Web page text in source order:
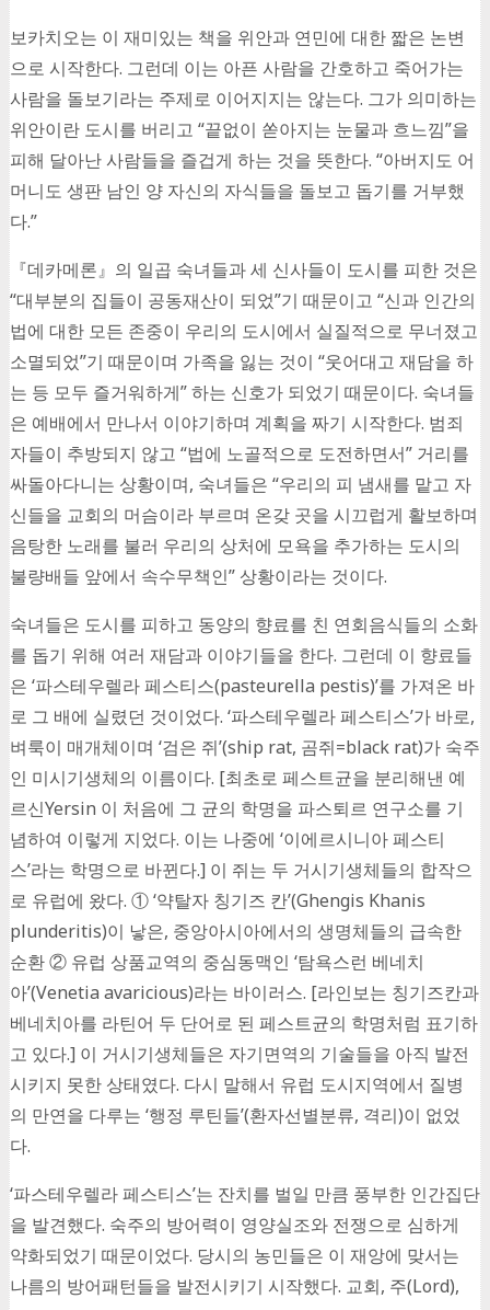
보카치오는 이 재미있는 책을 위안과 연민에 대한 짧은 논변
으로 시작한다. 그런데 이는 아픈 사람을 간호하고 죽어가는
사람을 돌보기라는 주제로 이어지지는 않는다. 그가 의미하는
위안이란 도시를 버리고 “끝없이 쏟아지는 눈물과 흐느낌”을
피해 달아난 사람들을 즐겁게 하는 것을 뜻한다. “아버지도 어
머니도 생판 남인 양 자신의 자식들을 돌보고 돕기를 거부했
다.”
『데카메론』의 일곱 숙녀들과 세 신사들이 도시를 피한 것은
“대부분의 집들이 공동재산이 되었”기 때문이고 “신과 인간의
법에 대한 모든 존중이 우리의 도시에서 실질적으로 무너졌고
소멸되었”기 때문이며 가족을 잃는 것이 “웃어대고 재담을 하
는 등 모두 즐거워하게” 하는 신호가 되었기 때문이다. 숙녀들
은 예배에서 만나서 이야기하며 계획을 짜기 시작한다. 범죄
자들이 추방되지 않고 “법에 노골적으로 도전하면서” 거리를
싸돌아다니는 상황이며, 숙녀들은 “우리의 피 냄새를 맡고 자
신들을 교회의 머슴이라 부르며 온갖 곳을 시끄럽게 활보하며
음탕한 노래를 불러 우리의 상처에 모욕을 추가하는 도시의
불량배들 앞에서 속수무책인” 상황이라는 것이다.
숙녀들은 도시를 피하고 동양의 향료를 친 연회음식들의 소화
를 돕기 위해 여러 재담과 이야기들을 한다. 그런데 이 향료들
은 ‘파스테우렐라 페스티스(pasteurella pestis)’를 가져온 바
로 그 배에 실렸던 것이었다. ‘파스테우렐라 페스티스’가 바로,
벼룩이 매개체이며 ‘검은 쥐’(ship rat, 곰쥐=black rat)가 숙주
인 미시기생체의 이름이다. [최초로 페스트균을 분리해낸 예
르신Yersin 이 처음에 그 균의 학명을 파스퇴르 연구소를 기
념하여 이렇게 지었다. 이는 나중에 ‘이에르시니아 페스티
스’라는 학명으로 바뀐다.] 이 쥐는 두 거시기생체들의 합작으
로 유럽에 왔다. ① ‘약탈자 칭기즈 칸’(Ghengis Khanis
plunderitis)이 낳은, 중앙아시아에서의 생명체들의 급속한
순환 ② 유럽 상품교역의 중심동맥인 ‘탐욕스런 베네치
아’(Venetia avaricious)라는 바이러스. [라인보는 칭기즈칸과
베네치아를 라틴어 두 단어로 된 페스트균의 학명처럼 표기하
고 있다.] 이 거시기생체들은 자기면역의 기술들을 아직 발전
시키지 못한 상태였다. 다시 말해서 유럽 도시지역에서 질병
의 만연을 다루는 ‘행정 루틴들’(환자선별분류, 격리)이 없었
다.
‘파스테우렐라 페스티스’는 잔치를 벌일 만큼 풍부한 인간집단
을 발견했다. 숙주의 방어력이 영양실조와 전쟁으로 심하게
약화되었기 때문이었다. 당시의 농민들은 이 재앙에 맞서는
나름의 방어패턴들을 발전시키기 시작했다. 교회, 주(Lord),